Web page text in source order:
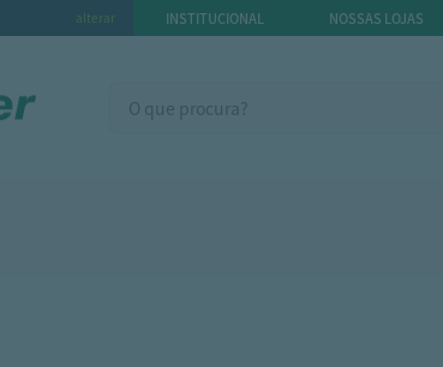
alterar INSTITUCIONAL NOSSAS LOJAS